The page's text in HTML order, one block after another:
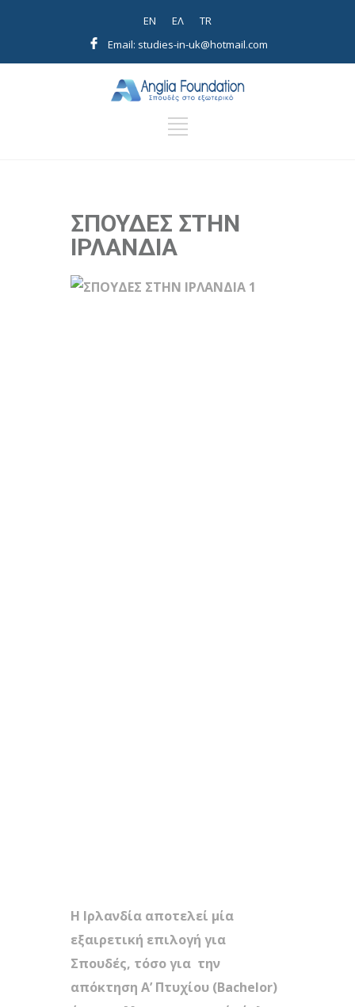
EN EΛ
TR
Email: studies-in-uk@hotmail.com
ΣΠΟΥΔΕΣ ΣΤΗΝ
ΙΡΛΑΝΔΙΑ
Η Ιρλανδία αποτελεί μία
εξαιρετική επιλογή για
Σπουδές, τόσο για την
απόκτηση Α’ Πτυχίου (Bachelor)